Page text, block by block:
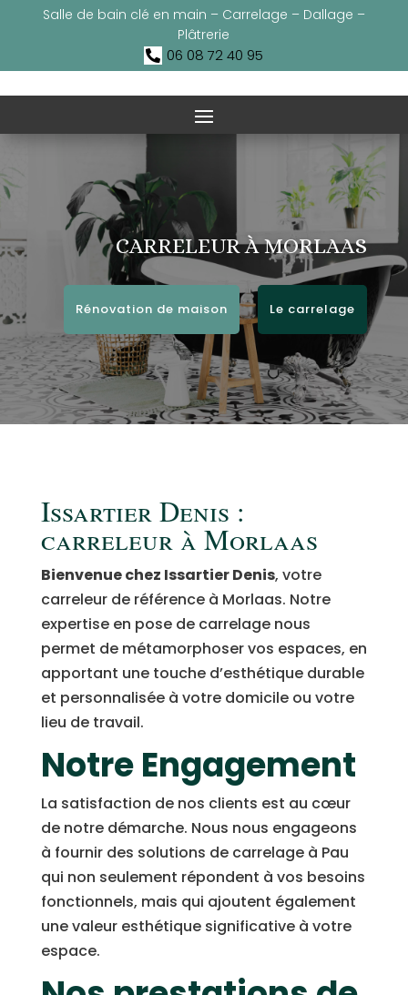
Salle de bain clé en main – Carrelage – Dallage –
Plâtrerie
 06 08 72 40 95
CARRELEUR À MORLAAS
Rénovation de maison Le carrelage
Issartier Denis :
carreleur à Morlaas
Bienvenue chez Issartier Denis, votre
carreleur de référence à Morlaas. Notre
expertise en pose de carrelage nous
permet de métamorphoser vos espaces, en
apportant une touche d’esthétique durable
et personnalisée à votre domicile ou votre
lieu de travail.
Notre Engagement
La satisfaction de nos clients est au cœur
de notre démarche. Nous nous engageons
à fournir des solutions de carrelage à Pau
qui non seulement répondent à vos besoins
fonctionnels, mais qui ajoutent également
une valeur esthétique significative à votre
espace.